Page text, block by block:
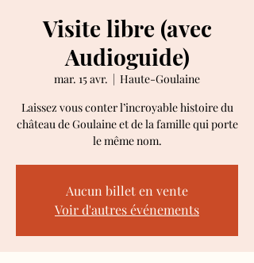
Visite libre (avec
Audioguide)
mar. 15 avr.
  |
Haute-Goulaine
Laissez vous conter l’incroyable histoire du
château de Goulaine et de la famille qui porte
le même nom.
Aucun billet en vente
Voir d'autres événements